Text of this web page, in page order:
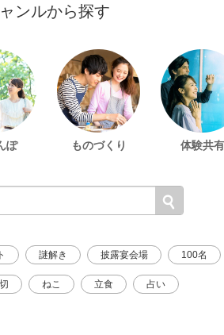
ンルから探す
ぽ ものづくり 体験共有
謎解き 披露宴会場 100名
ねこ 立食 占い